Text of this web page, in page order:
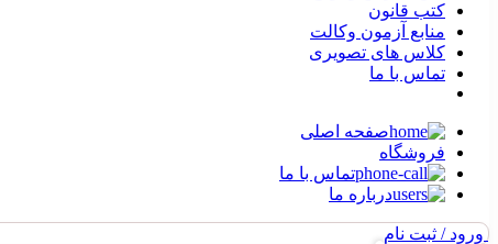
کتب قانون
منابع آزمون وکالت
کلاس های تصویری
تماس با ما
صفحه اصلی
فروشگاه
تماس با ما
درباره ما
ورود / ثبت نام